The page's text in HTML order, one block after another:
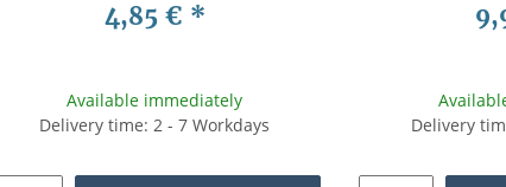
4,85 € *
Available immediately
Delivery time: 2 - 7 Workdays
Delivery